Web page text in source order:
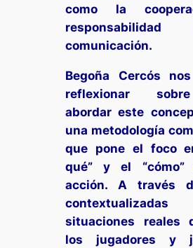
como la
comunicación.
Begoña Cercós
reflexionar
abordar este
una metodología
que pone el foco
qué” y el “cómo”
acción. A través
situaciones reales
los jugadores y